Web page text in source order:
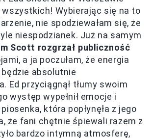
wszystkich! Wybierając się na to
nie spodziewałam się, że
niespodzianek. Już na samym
Scott rozgrzał publiczność
a ja poczułam, że energia
absolutnie
Ed przyciągnął tłumy swoim
występ wypełnił emocje i
która popłynęła z jego
że fani chętnie śpiewali razem z
bardzo intymną atmosferę,